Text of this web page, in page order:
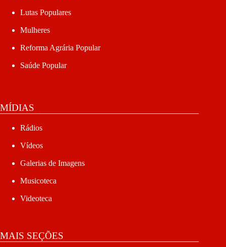
Lutas Populares
Mulheres
Reforma Agrária Popular
Saúde Popular
MÍDIAS
Rádios
Vídeos
Galerias de Imagens
Musicoteca
Videoteca
MAIS SEÇÕES